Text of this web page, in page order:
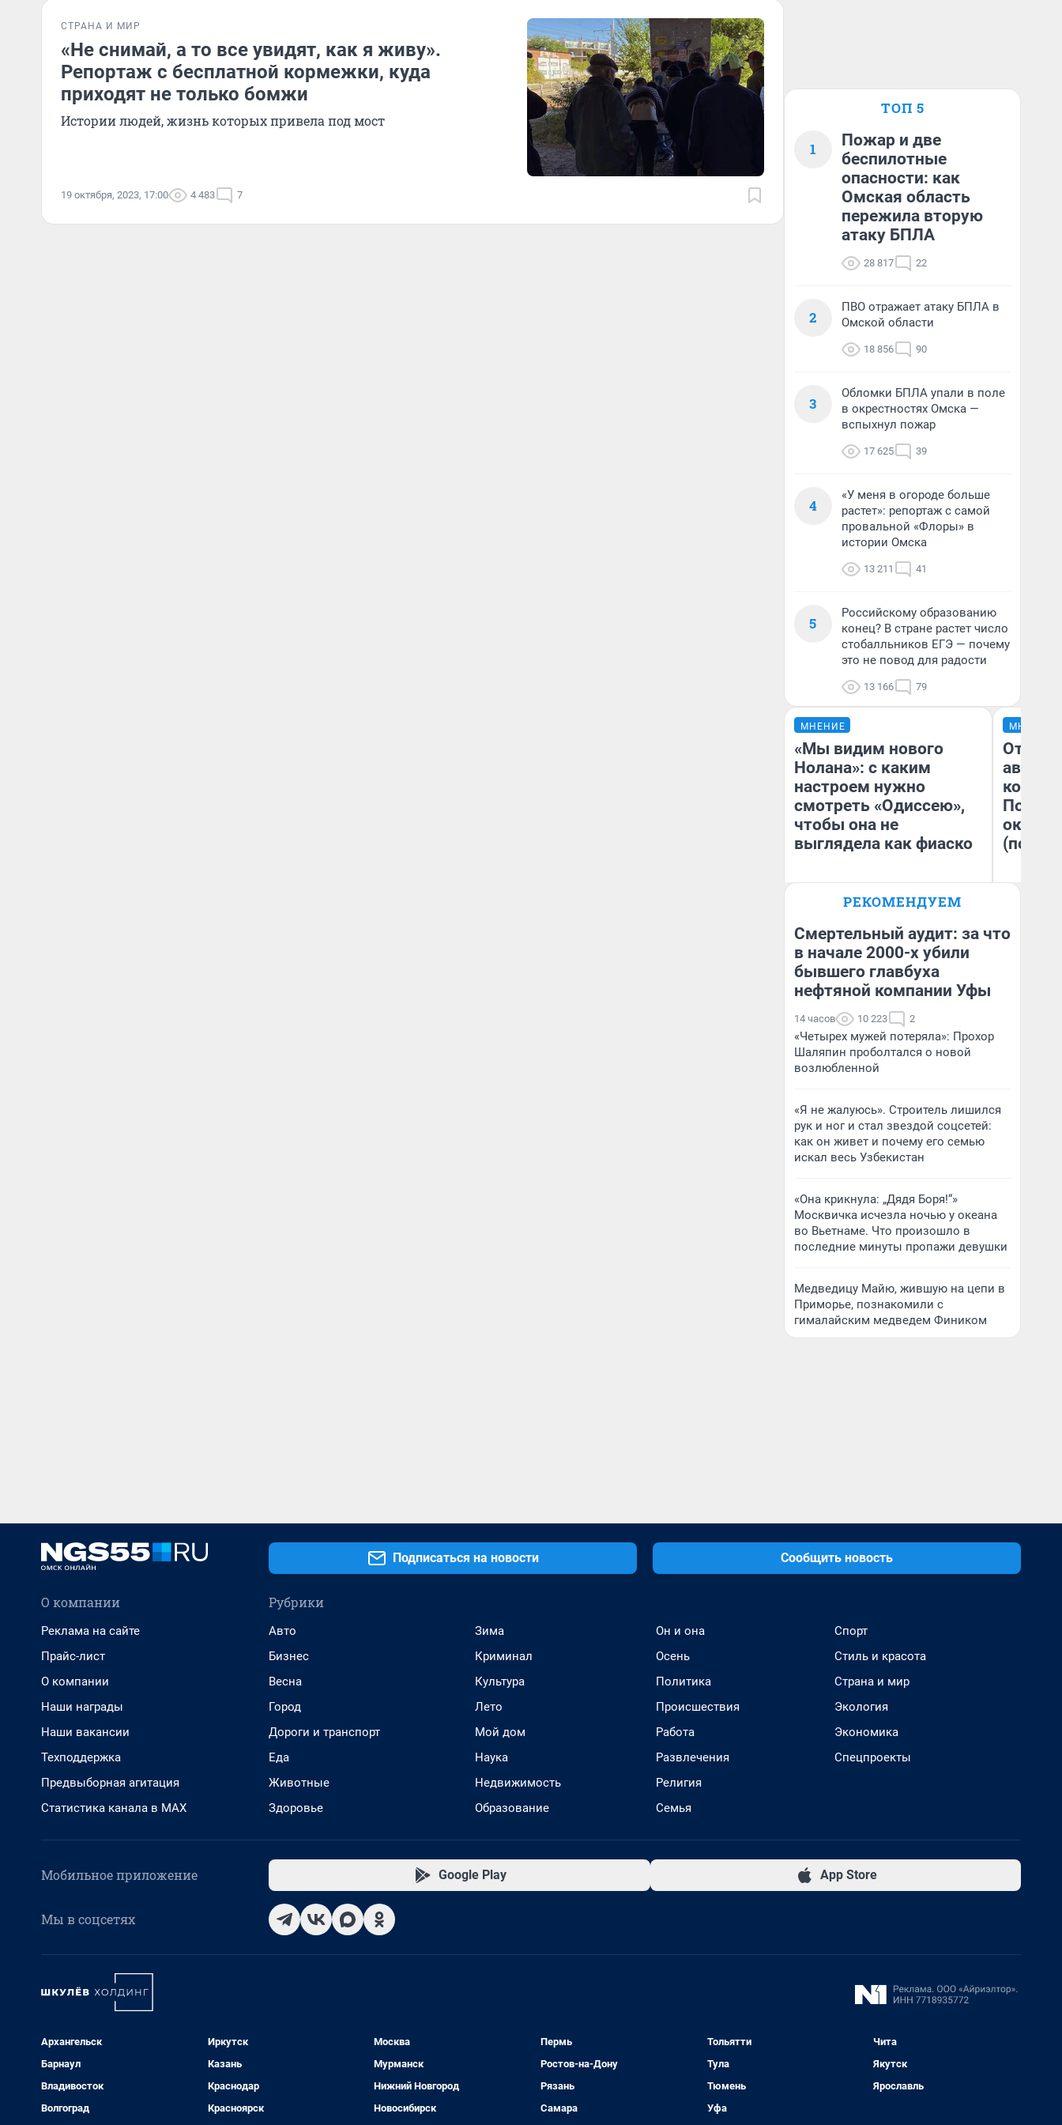
СТРАНА И МИР
«Не снимай, а то все увидят, как я живу».
Репортаж с бесплатной кормежки, куда
приходят не только бомжи
Истории людей, жизнь которых привела под мост
19 октября, 2023, 17:00 4 483 7
ТОП 5
1
Пожар и две
беспилотные
опасности: как
Омская область
пережила вторую
атаку БПЛА
28 817 22
2
ПВО отражает атаку БПЛА в
Омской области
18 856 90
3
Обломки БПЛА упали в поле
в окрестностях Омска —
вспыхнул пожар
17 625 39
4
«У меня в огороде больше
растет»: репортаж с самой
провальной «Флоры» в
истории Омска
13 211 41
5
Российскому образованию
конец? В стране растет число
стобалльников ЕГЭ — почему
это не повод для радости
13 166 79
МНЕНИЕ
«Мы видим нового
Нолана»: с каким
настроем нужно
смотреть «Одиссею»,
чтобы она не
выглядела как фиаско
Надежда Губарь
МНЕНИЕ
От
(почти
РЕКОМЕНДУЕМ
Смертельный аудит: за что
в начале 2000-х убили
бывшего главбуха
нефтяной компании Уфы
14 часов 10 223 2
«Четырех мужей потеряла»: Прохор
Шаляпин проболтался о новой
возлюбленной
«Я не жалуюсь». Строитель лишился
рук и ног и стал звездой соцсетей:
как он живет и почему его семью
искал весь Узбекистан
«Она крикнула: „Дядя Боря!“»
Москвичка исчезла ночью у океана
во Вьетнаме. Что произошло в
последние минуты пропажи девушки
Медведицу Майю, жившую на цепи в
Приморье, познакомили с
гималайским медведем Фиником
Подписаться на новости Сообщить новость
О компании
Реклама на сайте
Прайс-лист
О компании
Наши награды
Наши вакансии
Техподдержка
Предвыборная агитация
Статистика канала в MAX
Рубрики
Авто
Бизнес
Весна
Город
Дороги и транспорт
Еда
Животные
Здоровье
Зима
Криминал
Культура
Лето
Мой дом
Наука
Недвижимость
Образование
Он и она
Осень
Политика
Происшествия
Работа
Развлечения
Религия
Семья
Спорт
Стиль и красота
Страна и мир
Экология
Экономика
Спецпроекты
Мобильное приложение Google Play App Store
Мы в соцсетях
Архангельск
Барнаул
Владивосток
Волгоград
Иркутск
Казань
Краснодар
Красноярск
Москва
Мурманск
Нижний Новгород
Новосибирск
Пермь
Ростов-на-Дону
Рязань
Самара
Тольятти
Тула
Тюмень
Уфа
Чита
Якутск
Ярославль